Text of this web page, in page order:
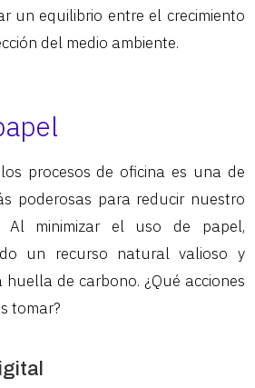
un equilibrio entre el crecimiento
del medio ambiente.
procesos de oficina es una de
poderosas para reducir nuestro
Al minimizar el uso de papel,
un recurso natural valioso y
huella de carbono. ¿Qué acciones
tomar?